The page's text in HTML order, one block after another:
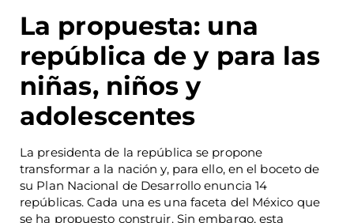
La propuesta: una
república de y para las
niñas, niños y
adolescentes
La presidenta de la república se propone
transformar a la nación y, para ello, en el boceto de
su Plan Nacional de Desarrollo enuncia 14
repúblicas. Cada una es una faceta del México que
se ha propuesto construir. Sin embargo, esta